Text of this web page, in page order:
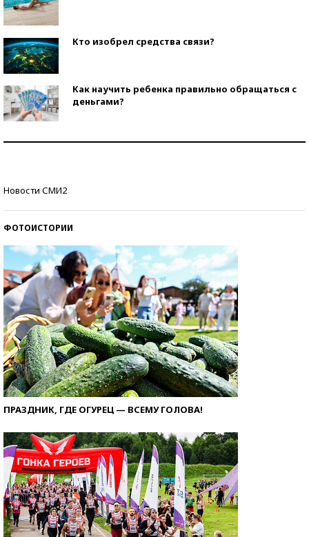
Кто изобрел средства связи?
Как научить ребенка правильно обращаться с
деньгами?
Новости СМИ2
ФОТОИСТОРИИ
ПРАЗДНИК, ГДЕ ОГУРЕЦ — ВСЕМУ ГОЛОВА!